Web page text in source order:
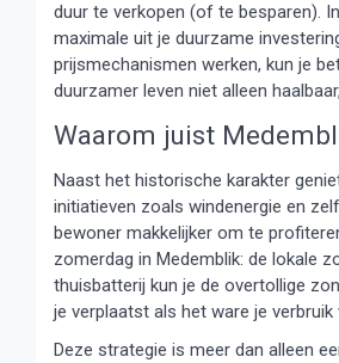
duur te verkopen (of te besparen).
maximale uit je duurzame
prijsmechanismen werken, kun je
duurzamer leven niet alleen
Waarom juist
Naast het historische karakter
initiatieven zoals windenergie en
bewoner makkelijker om te
zomerdag in Medemblik: de lokale
thuisbatterij kun je de overtollige
je verplaatst als het ware je
Deze strategie is meer dan alleen